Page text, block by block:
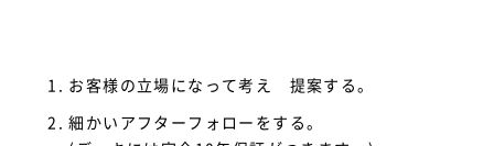
お客様の立場になって考え 提案する。
細かいアフターフォローをする。